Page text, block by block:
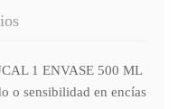
1 ENVASE 500 ML
o sensibilidad en encías